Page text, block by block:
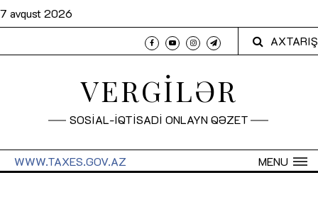
7 avqust 2026
AXTARIŞ
VERGİLƏR
SOSİAL-İQTİSADİ ONLAYN QƏZET
MENU
WWW.TAXES.GOV.AZ